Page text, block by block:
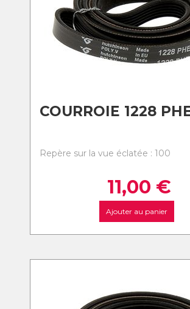
COURROIE 1228
Repère sur la vue éclatée : 100
11,00 €
Ajouter au panier